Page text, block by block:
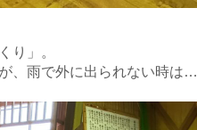
り」。
、雨で外に出られない時は…